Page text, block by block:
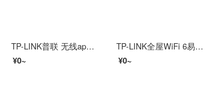
TP-LINK普联 无线ap面板套装全屋WiFi覆盖ac1200M全千兆デュアル周波数インターネットac组网Poeルーター 全千兆（5个面板+9口路由）升级版【深空银】
¥0~
TP-LINK全屋WiFi 6易展mesh分布式セットAX 3000満血WiFi 6ギガビットワイヤレスルター複式別荘大平層XDR 3050易展版3匹
¥0~